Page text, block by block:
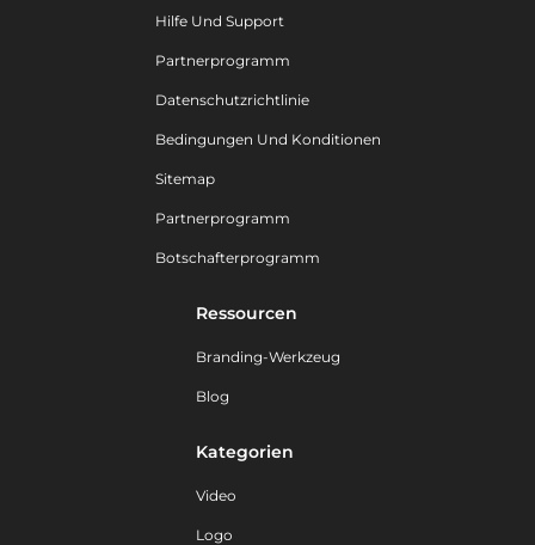
Hilfe Und Support
Partnerprogramm
Datenschutzrichtlinie
Bedingungen Und Konditionen
Sitemap
Partnerprogramm
Botschafterprogramm
Ressourcen
Branding-Werkzeug
Blog
Kategorien
Video
Logo